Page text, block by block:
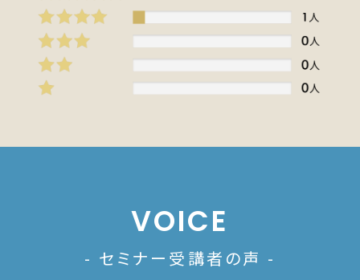
VOICE
- セミナー受講者の声 -